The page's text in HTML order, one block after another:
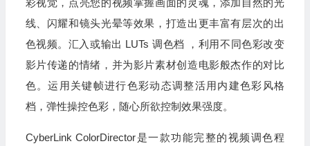
彩视觉，点亮您的视频掌握画面的灵魂，添加自然的光
线、闪耀和镜头光晕等效果，打造出更丰富有层次的出
色视频。汇入或输出 LUTs 调色档 ，利用不同色彩改变
影片传递的情绪，并为影片素材创造电影般杰作的对比
色。运用关键帧进行色彩动态调整活用内建色彩风格
档，弹性操控色彩，随心所欲控制效果强度。
CyberLink ColorDirector是一款功能完整的视频调色程